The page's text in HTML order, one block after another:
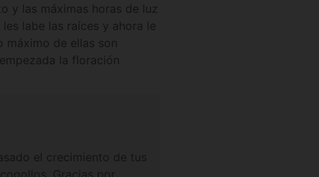
y las máximas horas de luz
labe las raíces y ahora le
máximo de ellas son
la floración